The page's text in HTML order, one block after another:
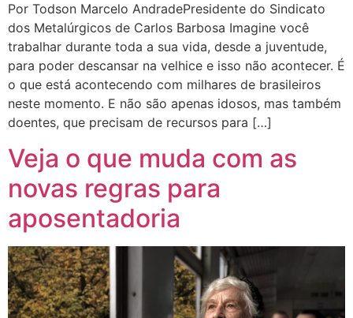
Por Todson Marcelo AndradePresidente do Sindicato
dos Metalúrgicos de Carlos Barbosa Imagine você
trabalhar durante toda a sua vida, desde a juventude,
para poder descansar na velhice e isso não acontecer. É
o que está acontecendo com milhares de brasileiros
neste momento. E não são apenas idosos, mas também
doentes, que precisam de recursos para […]
Veja o que muda com as
novas regras para
aposentadoria